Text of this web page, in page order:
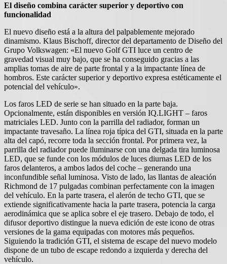
El diseño combina carácter superior y deportivo con
funcionalidad
El nuevo diseño está a la altura del palpablemente mejorado
dinamismo. Klaus Bischoff, director del departamento de Diseño del
Grupo Volkswagen: «El nuevo Golf GTI luce un centro de
gravedad visual muy bajo, que se ha conseguido gracias a las
amplias tomas de aire de parte frontal y a la impactante línea de
hombros. Este carácter superior y deportivo expresa estéticamente el
potencial del vehículo».
Los faros LED de serie se han situado en la parte baja.
Opcionalmente, están disponibles en versión IQ.LIGHT – faros
matriciales LED. Junto con la parrilla del radiador, forman un
impactante travesaño. La línea roja típica del GTI, situada en la parte
alta del capó, recorre toda la sección frontal. Por primera vez, la
parrilla del radiador puede iluminarse con una delgada tira luminosa
LED, que se funde con los módulos de luces diurnas LED de los
faros delanteros, a ambos lados del coche – generando una
inconfundible señal luminosa. Visto de lado, las llantas de aleación
Richmond de 17 pulgadas combinan perfectamente con la imagen
del vehículo. En la parte trasera, el alerón de techo GTI, que se
extiende significativamente hacia la parte trasera, potencia la carga
aerodinámica que se aplica sobre el eje trasero. Debajo de todo, el
difusor deportivo distingue la nueva edición de este icono de otras
versiones de la gama equipadas con motores más pequeños.
Siguiendo la tradición GTI, el sistema de escape del nuevo modelo
dispone de un tubo de escape redondo a izquierda y derecha del
vehículo.